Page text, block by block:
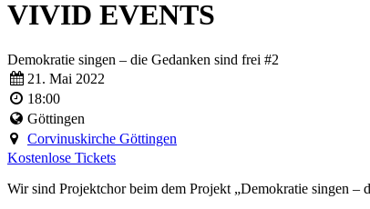
VIVID EVENTS
Demokratie singen – die Gedanken sind frei #2
21. Mai 2022
18:00
Göttingen
Corvinuskirche Göttingen
Kostenlose Tickets
Wir sind Projektchor beim dem Projekt „Demokratie singen –